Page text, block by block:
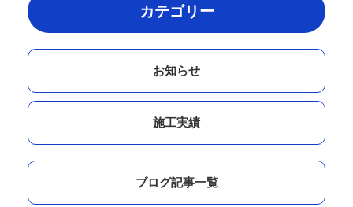
カテゴリー
お知らせ
施工実績
ブログ記事一覧